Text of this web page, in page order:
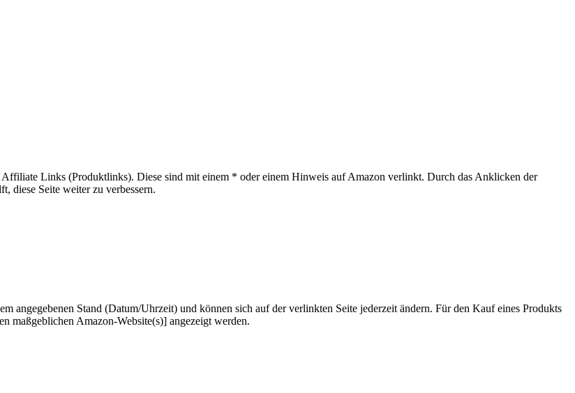
Affiliate Links (Produktlinks). Diese sind mit einem * oder einem Hinweis auf Amazon verlinkt. Durch das Anklicken der
diese Seite weiter zu verbessern.
angegebenen Stand (Datum/Uhrzeit) und können sich auf der verlinkten Seite jederzeit ändern. Für den Kauf eines Produkts
maßgeblichen Amazon-Website(s)] angezeigt werden.